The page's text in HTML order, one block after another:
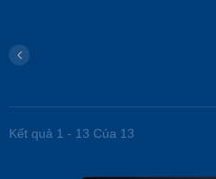
Kết quả 1 - 13 Của 13